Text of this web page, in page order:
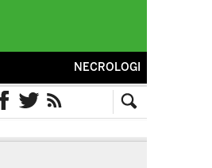
NECROLOGI